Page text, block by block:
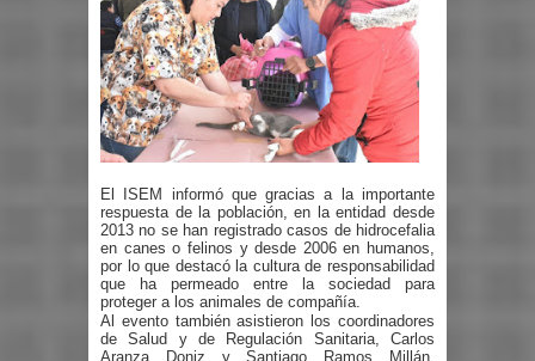
El ISEM informó que gracias a la importante
respuesta de la población, en la entidad desde
2013 no se han registrado casos de hidrocefalia
en canes o felinos y desde 2006 en humanos,
por lo que destacó la cultura de responsabilidad
que ha permeado entre la sociedad para
proteger a los animales de compañía.
Al evento también asistieron los coordinadores
de Salud y de Regulación Sanitaria, Carlos
Aranza Doniz y Santiago Ramos Millán,